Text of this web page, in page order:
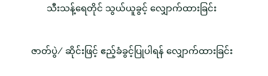
သီးသန့်ရေတိုင် သွယ်ယူခွင့် လျှောက်ထားခြင်း
ဇာတ်ပွဲ/ ဆိုင်းဖြင့် ဧည့်ခံခွင့်ပြုပါရန် လျှောက်ထားခြင်း